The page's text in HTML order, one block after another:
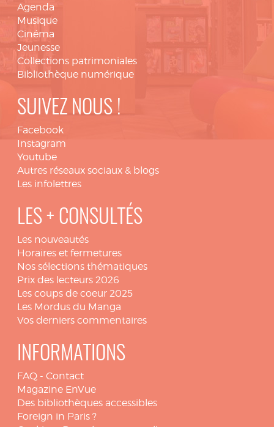
Agenda
Musique
Cinéma
Jeunesse
Collections patrimoniales
Bibliothèque numérique
SUIVEZ NOUS !
Facebook
Instagram
Youtube
Autres réseaux sociaux & blogs
Les infolettres
LES + CONSULTÉS
Les nouveautés
Horaires et fermetures
Nos sélections thématiques
Prix des lecteurs 2026
Les coups de coeur 2025
Les Mordus du Manga
Vos derniers commentaires
INFORMATIONS
FAQ - Contact
Magazine EnVue
Des bibliothèques accessibles
Foreign in Paris ?